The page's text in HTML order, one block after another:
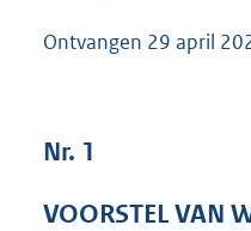
Ontvangen 29 april
Nr. 1
VOORSTEL VAN